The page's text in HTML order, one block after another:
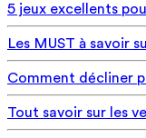
5 jeux excellents
Les MUST à savoir
Comment décliner
Tout savoir sur les